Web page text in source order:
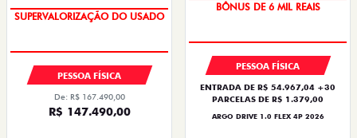
COM USADO NA TROCA
PESSOA FÍSICA
De: R$ 167.490,00
R$ 147.490,00
TAXA ZERO
PESSOA FÍSICA
ENTRADA DE R$ 54.967,04 +30
PARCELAS DE R$ 1.379,00
ARGO DRIVE 1.0 FLEX 4P 2026